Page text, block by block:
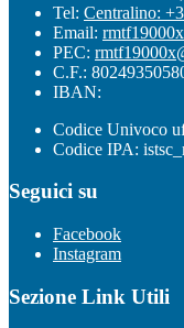
Tel: Centralino:
Email:
PEC:
C.F.:
IBAN:
Codice Univoco
Codice IPA:
Seguici su
Facebook
Instagram
Sezione Link Utili